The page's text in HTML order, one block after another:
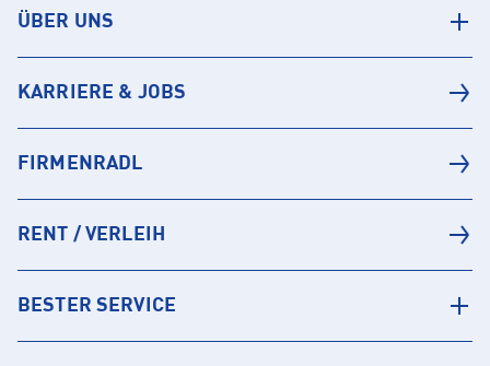
ÜBER UNS
KARRIERE & JOBS
FIRMENRADL
RENT / VERLEIH
BESTER SERVICE